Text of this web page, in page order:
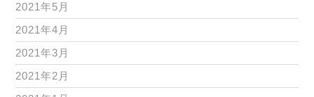
2021年5月
2021年4月
2021年3月
2021年2月